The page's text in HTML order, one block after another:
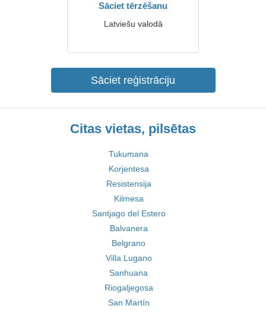
Sāciet tērzēšanu
Latviešu valodā
Sāciet reģistrāciju
Citas vietas, pilsētas
Tukumana
Korjentesa
Resistensija
Kilmesa
Santjago del Estero
Balvanera
Belgrano
Villa Lugano
Sanhuana
Riogaljegosa
San Martín